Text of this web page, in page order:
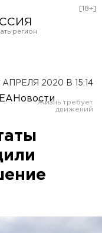
[18+]
АПРЕЛЯ 2020 В 15:14
ЕАНовости